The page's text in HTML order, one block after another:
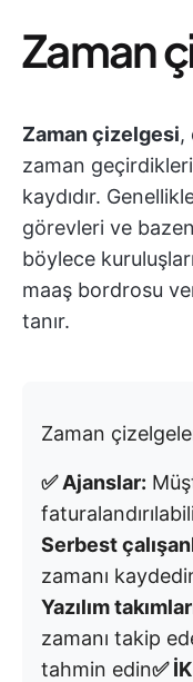
Zaman
Zaman çizelgesi,
zaman
kaydıdır.
görevleri ve
böylece
maaş bordrosu
tanır.
Zaman
✅ Ajanslar:
Serbest
zamanı
Yazılım
zamanı takip
tahmin edin✅